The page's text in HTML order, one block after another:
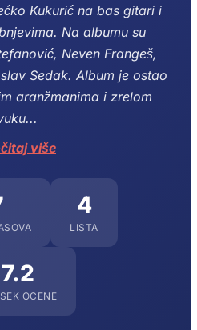
Kukurić na bas gitari i
Na albumu su
Neven Frangeš,
Sedak. Album je ostao
aranžmanima i zrelom
više
4
LISTA
7.2
OCENE